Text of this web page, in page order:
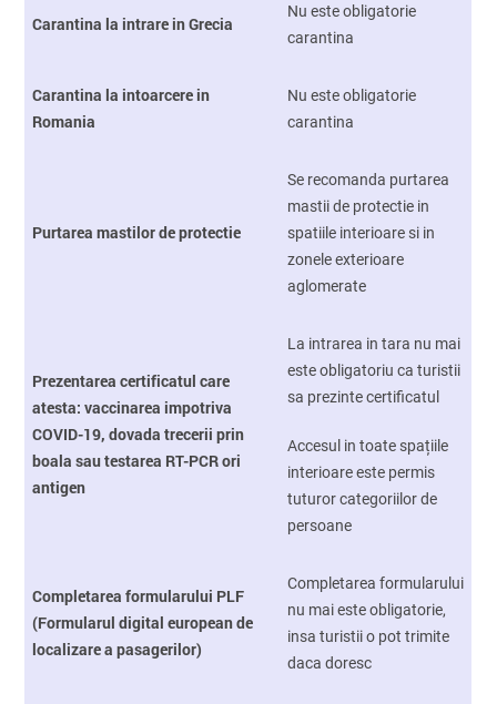
Carantina la intrare in Grecia
Nu este obligatorie
carantina
Carantina la intoarcere in
Romania
Nu este obligatorie
carantina
Purtarea mastilor de protectie
Se recomanda purtarea
mastii de protectie in
spatiile interioare si in
zonele exterioare
aglomerate
Prezentarea certificatul care
atesta: vaccinarea impotriva
COVID-19, dovada trecerii prin
boala sau testarea RT-PCR ori
antigen
La intrarea in tara nu mai
este obligatoriu ca turistii
sa prezinte certificatul
Accesul in toate spațiile
interioare este permis
tuturor categoriilor de
persoane
Completarea formularului PLF
(Formularul digital european de
localizare a pasagerilor)
Completarea formularului
nu mai este obligatorie,
insa turistii o pot trimite
daca doresc